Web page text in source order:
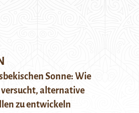
Sonne: Wie
alternative
zu entwickeln